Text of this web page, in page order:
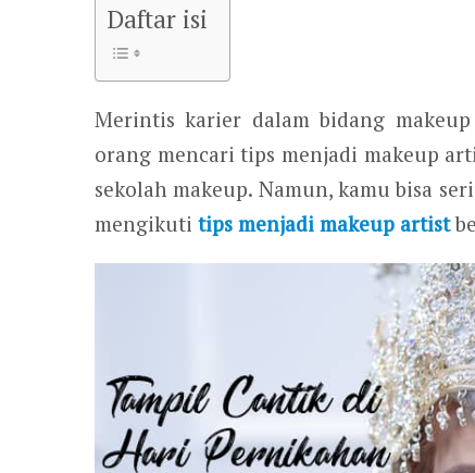
Daftar isi
Merintis karier dalam bidang
orang mencari tips menjadi makeup
sekolah makeup. Namun, kamu bisa
mengikuti tips menjadi makeup artist